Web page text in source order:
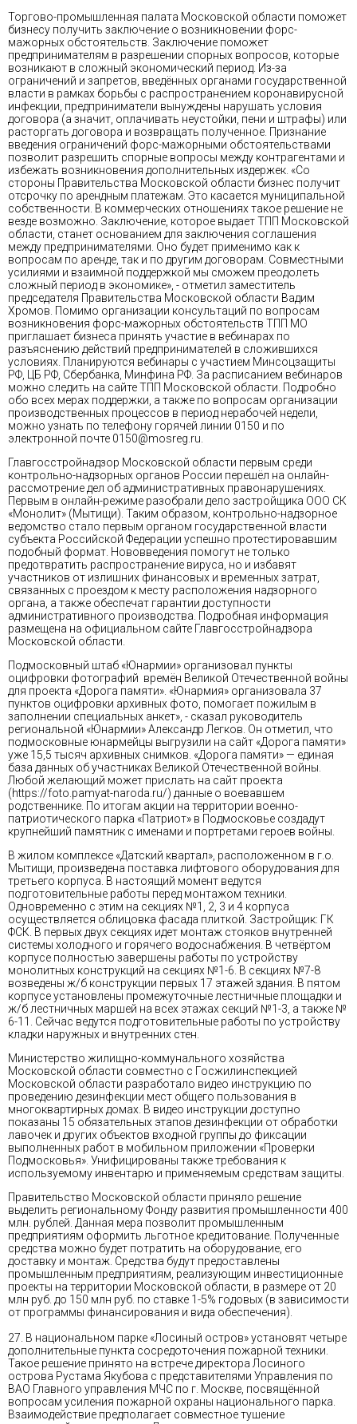
Торгово-промышленная палата Московской области поможет
бизнесу получить заключение о возникновении форс-
мажорных обстоятельств. Заключение поможет
предпринимателям в разрешении спорных вопросов, которые
возникают в сложный экономический период. Из-за
ограничений и запретов, введённых органами государственной
власти в рамках борьбы с распространением коронавирусной
инфекции, предприниматели вынуждены нарушать условия
договора (а значит, оплачивать неустойки, пени и штрафы) или
расторгать договора и возвращать полученное. Признание
введения ограничений форс-мажорными обстоятельствами
позволит разрешить спорные вопросы между контрагентами и
избежать возникновения дополнительных издержек. «Со
стороны Правительства Московской области бизнес получит
отсрочку по арендным платежам. Это касается муниципальной
собственности. В коммерческих отношениях такое решение не
везде возможно. Заключение, которое выдает ТПП Московской
области, станет основанием для заключения соглашения
между предпринимателями. Оно будет применимо как к
вопросам по аренде, так и по другим договорам. Совместными
усилиями и взаимной поддержкой мы сможем преодолеть
сложный период в экономике», - отметил заместитель
председателя Правительства Московской области Вадим
Хромов. Помимо организации консультаций по вопросам
возникновения форс-мажорных обстоятельств ТПП МО
приглашает бизнеса принять участие в вебинарах по
разъяснению действий предпринимателей в сложившихся
условиях. Планируются вебинары с участием Минсоцзащиты
РФ, ЦБ РФ, Сбербанка, Минфина РФ. За расписанием вебинаров
можно следить на сайте ТПП Московской области. Подробно
обо всех мерах поддержки, а также по вопросам организации
производственных процессов в период нерабочей недели,
можно узнать по телефону горячей линии 0150 и по
электронной почте 0150@mosreg.ru.
Главгосстройнадзор Московской области первым среди
контрольно-надзорных органов России перешёл на онлайн-
рассмотрение дел об административных правонарушениях.
Первым в онлайн-режиме разобрали дело застройщика ООО СК
«Монолит» (Мытищи). Таким образом, контрольно-надзорное
ведомство стало первым органом государственной власти
субъекта Российской Федерации успешно протестировавшим
подобный формат. Нововведения помогут не только
предотвратить распространение вируса, но и избавят
участников от излишних финансовых и временных затрат,
связанных с проездом к месту расположения надзорного
органа, а также обеспечат гарантии доступности
административного производства. Подробная информация
размещена на официальном сайте Главгосстройнадзора
Московской области.
Подмосковный штаб «Юнармии» организовал пункты
оцифровки фотографий времён Великой Отечественной войны
для проекта «Дорога памяти». «Юнармия» организовала 37
пунктов оцифровки архивных фото, помогает пожилым в
заполнении специальных анкет», - сказал руководитель
региональной «Юнармии» Александр Легков. Он отметил, что
подмосковные юнармейцы выгрузили на сайт «Дорога памяти»
уже 15,5 тысяч архивных снимков. «Дорога памяти» — единая
база данных об участниках Великой Отечественной войны.
Любой желающий может прислать на сайт проекта
(https://foto.pamyat-naroda.ru/) данные о воевавшем
родственнике. По итогам акции на территории военно-
патриотического парка «Патриот» в Подмосковье создадут
крупнейший памятник с именами и портретами героев войны.
В жилом комплексе «Датский квартал», расположенном в г.о.
Мытищи, произведена поставка лифтового оборудования для
третьего корпуса. В настоящий момент ведутся
подготовительные работы перед монтажом техники.
Одновременно с этим на секциях №1, 2, 3 и 4 корпуса
осуществляется облицовка фасада плиткой. Застройщик: ГК
ФСК. В первых двух секциях идет монтаж стояков внутренней
системы холодного и горячего водоснабжения. В четвёртом
корпусе полностью завершены работы по устройству
монолитных конструкций на секциях №1-6. В секциях №7-8
возведены ж/б конструкции первых 17 этажей здания. В пятом
корпусе установлены промежуточные лестничные площадки и
ж/б лестничных маршей на всех этажах секций №1-3, а также №
6-11. Сейчас ведутся подготовительные работы по устройству
кладки наружных и внутренних стен.
Министерство жилищно-коммунального хозяйства
Московской области совместно с Госжилинспекцией
Московской области разработало видео инструкцию по
проведению дезинфекции мест общего пользования в
многоквартирных домах. В видео инструкции доступно
показаны 15 обязательных этапов дезинфекции от обработки
лавочек и других объектов входной группы до фиксации
выполненных работ в мобильном приложении «Проверки
Подмосковья». Унифицированы также требования к
используемому инвентарю и применяемым средствам защиты.
Правительство Московской области приняло решение
выделить региональному Фонду развития промышленности 400
млн. рублей. Данная мера позволит промышленным
предприятиям оформить льготное кредитование. Полученные
средства можно будет потратить на оборудование, его
доставку и монтаж. Средства будут предоставлены
промышленным предприятиям, реализующим инвестиционные
проекты на территории Московской области, в размере от 20
млн руб. до 150 млн руб. по ставке 1-5% годовых (в зависимости
от программы финансирования и вида обеспечения).
27. В национальном парке «Лосиный остров» установят четыре
дополнительные пункта сосредоточения пожарной техники.
Такое решение принято на встрече директора Лосиного
острова Рустама Якубова с представителями Управления по
ВАО Главного управления МЧС по г. Москве, посвящённой
вопросам усиления пожарной охраны национального парка.
Взаимодействие предполагает совместное тушение